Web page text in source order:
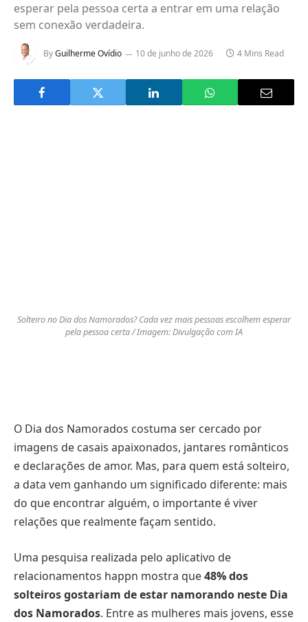
esperar pela pessoa certa a entrar em uma relação
sem conexão verdadeira.
ByGuilherme Ovídio 10 de junho de 2026 4 Mins Read
Solteiro no Dia dos Namorados? Cada vez mais pessoas escolhem esperar
pela pessoa certa / Imagem: Divulgação com IA
O Dia dos Namorados costuma ser cercado por
imagens de casais apaixonados, jantares românticos
e declarações de amor. Mas, para quem está solteiro,
a data vem ganhando um significado diferente: mais
do que encontrar alguém, o importante é viver
relações que realmente façam sentido.
Uma pesquisa realizada pelo aplicativo de
relacionamentos happn mostra que48% dos
solteiros gostariam de estar namorando neste Dia
dos Namorados. Entre as mulheres mais jovens, esse